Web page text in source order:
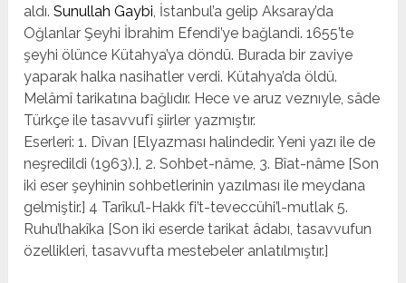
aldı.Sunullah Gaybi, İstanbul’a gelip Aksaray’da
Oğlanlar Şeyhi İbrahim Efendi’ye bağlandi. 1655’te
şeyhi ölünce Kütahya’ya döndü. Burada bir zavi­ye
yaparak halka nasihatler verdi. Kütahya’da öldü.
Melâmî tarikatına bağlıdır. Hece ve aruz veznıyle, sâde
Türkçe ile tasavvufî şiirler yazmıştır.
Eserleri: 1. Dîvan [Elyazması halindedir. Yeni yazı ile de
neşredildi (1963).], 2. Sohbet-nâme, 3. Bîat-nâme [Son
iki eser şeyhinin sohbetlerinin yazılması ile meydana
gelmiş­tir.] 4 Tarîku’l-Hakk fi’t-teveccühi’l-mutlak 5.
Ruhu’lhakîka [Son iki eserde tarikat âdabı, tasavvufun
özellikleri, tasav­vufta mestebeler anlatılmıştır.]